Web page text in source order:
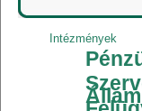
Intézmények